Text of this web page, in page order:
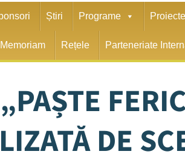
Știri Programe
Memoriam Rețele Parteneriate
DE